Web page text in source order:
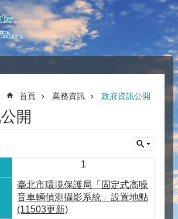
首頁 業務資訊 政府資訊公開
開
1
臺北市環境保護局「固定式高噪
音車輛偵測攝影系統」設置地點
(11503更新)